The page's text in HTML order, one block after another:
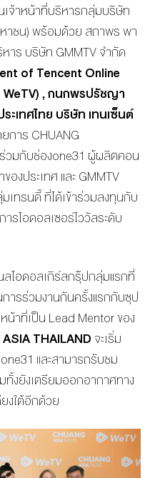
เจ้าหน้าที่บริหารกลุ่มบริษัท
าชน)พร้อมด้วย สถาพร พา
าร บริษัท GMMTVจำกัด
of Tencent Online
WeTV) ,กนกพรปรัชญา
ะเทศไทย บริษัท เทนเซ็นต์
การ CHUANG
ร่วมกับช่องone31 ผู้ผลิตคอน
องประเทศ และGMMTV
เทรนดี้ที่ได้เข้าร่วมลงทุนกับ
ารไอดอลเซอร์ไววัลระดับ
ลไอดอลเกิร์ลกรุ๊ปกลุ่มแรกที่
การร่วมงานกันครั้งแรกกับซุป
น้าที่เป็น Lead Mentorของ
THAILAND จะเริ่ม
one31 และสามารถรับชม
ทั้งยังเตรียมออกอากาศทาง
งใต้อีกด้วย